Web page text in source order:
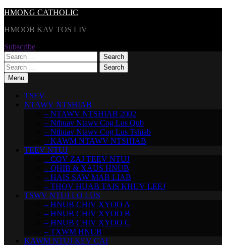
Skip
content
HMONG CATHOLIC
HMOOB KAV TOS LIV
Subscribe
Search
for:
Search
for:Menu
TSEV
NTAWV NTSHIAB
– NTAWV NTSHIAB 2002
– Nthuav Ntawv Cog Lus Qub
– Nthuav Ntawv Cog Lus Tshiab
– KAWM NTAWV NTSHIAB
TEEV NTUJ
– COV ZAJ TEEV NTUJ
– QHIB & XAUS HNUB
– HAIS SAW MAB LIAB
– THOV HUAB TAIS KHUV LEEJ
TSWV NTUJ LO LUS
– HNUB CHIV XYOO A
– HNUB CHIV XYOO B
– HNUB CHIV XYOO C
– TXWM HNUB
KAWM NTUJ KEV CAI